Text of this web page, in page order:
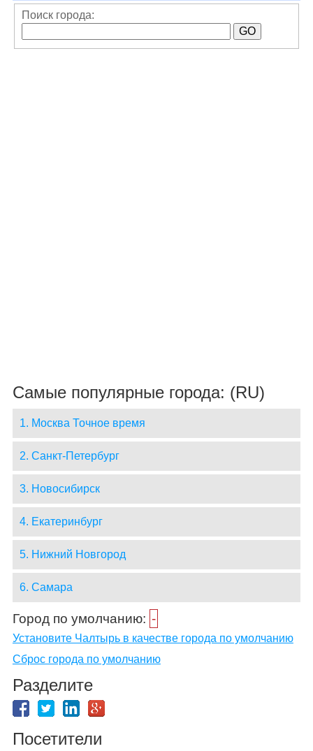
Поиск города:
Самые популярные города: (RU)
1. Москва Точное время
2. Санкт-Петербург
3. Новосибирск
4. Екатеринбург
5. Нижний Новгород
6. Самара
Город по умолчанию: -
Установите Чалтырь в качестве города по умолчанию
Сброс города по умолчанию
Разделите
Посетители